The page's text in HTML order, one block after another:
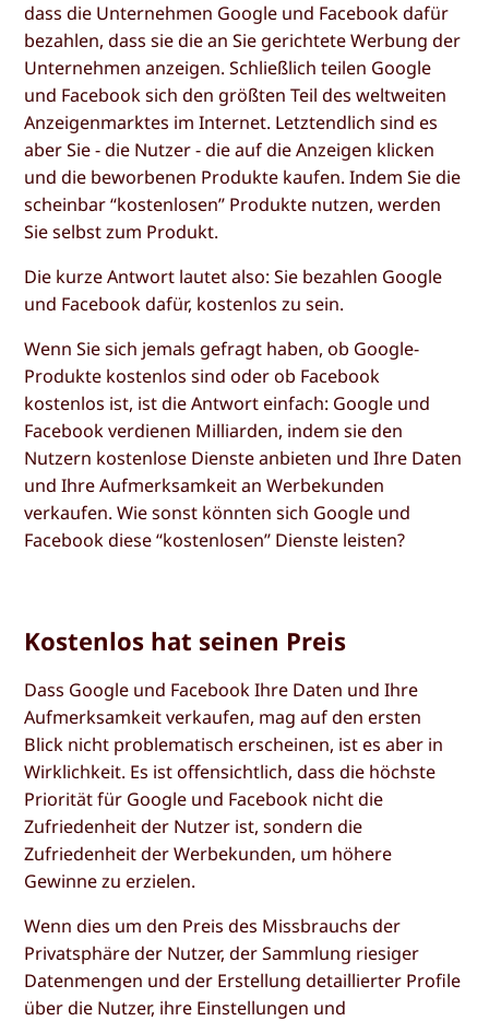
dass die Unternehmen Google und Facebook dafür
bezahlen, dass sie die an Sie gerichtete Werbung der
Unternehmen anzeigen. Schließlich teilen Google
und Facebook sich den größten Teil des weltweiten
Anzeigenmarktes im Internet. Letztendlich sind es
aber Sie - die Nutzer - die auf die Anzeigen klicken
und die beworbenen Produkte kaufen. Indem Sie die
scheinbar “kostenlosen” Produkte nutzen, werden
Sie selbst zum Produkt.
Die kurze Antwort lautet also: Sie bezahlen Google
und Facebook dafür, kostenlos zu sein.
Wenn Sie sich jemals gefragt haben, ob Google-
Produkte kostenlos sind oder ob Facebook
kostenlos ist, ist die Antwort einfach: Google und
Facebook verdienen Milliarden, indem sie den
Nutzern kostenlose Dienste anbieten und Ihre Daten
und Ihre Aufmerksamkeit an Werbekunden
verkaufen. Wie sonst könnten sich Google und
Facebook diese “kostenlosen” Dienste leisten?
Kostenlos hat seinen Preis
Dass Google und Facebook Ihre Daten und Ihre
Aufmerksamkeit verkaufen, mag auf den ersten
Blick nicht problematisch erscheinen, ist es aber in
Wirklichkeit. Es ist offensichtlich, dass die höchste
Priorität für Google und Facebook nicht die
Zufriedenheit der Nutzer ist, sondern die
Zufriedenheit der Werbekunden, um höhere
Gewinne zu erzielen.
Wenn dies um den Preis des Missbrauchs der
Privatsphäre der Nutzer, der Sammlung riesiger
Datenmengen und der Erstellung detaillierter Profile
über die Nutzer, ihre Einstellungen und